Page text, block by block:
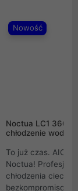
Nowość
Noctua LC1
chłodzenie wodne
To już czas. AIO
Noctua!
chłodzenia cieczą